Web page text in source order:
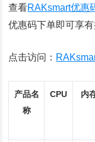
查看RAKsmart优惠
优惠码下单即可享有
点击访问：
产品名
称
CPU 内